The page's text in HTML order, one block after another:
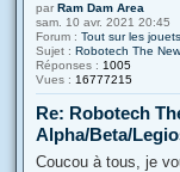
par Ram Dam Area
sam. 10 avr. 2021 20:45
Forum : Tout sur les
Sujet : Robotech The
Réponses : 1005
Vues : 16777215
Re: Robotech
Alpha/Beta/
Coucou à tous, je